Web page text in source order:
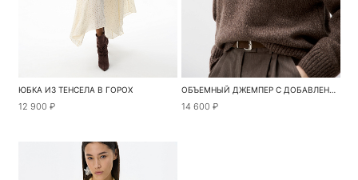
ЮБКА ИЗ ТЕНСЕЛА В ГОРОХ
12 900 ₽
ОБЪЕМНЫЙ ДЖЕМПЕР С ДОБАВЛЕНИЕМ КАШЕМИРА
14 600 ₽